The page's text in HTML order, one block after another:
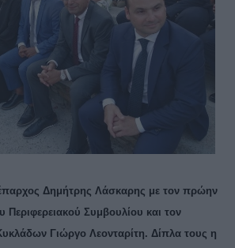
Δημήτρης Λάσκαρης με τον πρώην
Περιφερειακού Συμβουλίου και τον
Γιώργο Λεονταρίτη. Δίπλα τους η